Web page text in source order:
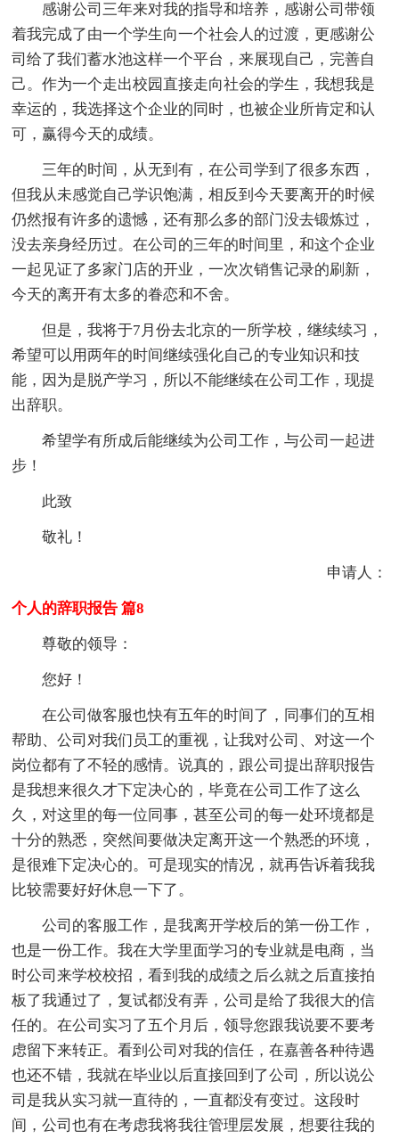
感谢公司三年来对我的指导和培养，感谢公司带领
着我完成了由一个学生向一个社会人的过渡，更感谢公
司给了我们蓄水池这样一个平台，来展现自己，完善自
己。作为一个走出校园直接走向社会的学生，我想我是
幸运的，我选择这个企业的同时，也被企业所肯定和认
可，赢得今天的成绩。
三年的时间，从无到有，在公司学到了很多东西，
但我从未感觉自己学识饱满，相反到今天要离开的时候
仍然报有许多的遗憾，还有那么多的部门没去锻炼过，
没去亲身经历过。在公司的三年的时间里，和这个企业
一起见证了多家门店的开业，一次次销售记录的刷新，
今天的离开有太多的眷恋和不舍。
但是，我将于7月份去北京的一所学校，继续续习，
希望可以用两年的时间继续强化自己的专业知识和技
能，因为是脱产学习，所以不能继续在公司工作，现提
出辞职。
希望学有所成后能继续为公司工作，与公司一起进
步！
此致
敬礼！
申请人：
个人的辞职报告 篇8
尊敬的领导：
您好！
在公司做客服也快有五年的时间了，同事们的互相
帮助、公司对我们员工的重视，让我对公司、对这一个
岗位都有了不轻的感情。说真的，跟公司提出辞职报告
是我想来很久才下定决心的，毕竟在公司工作了这么
久，对这里的每一位同事，甚至公司的每一处环境都是
十分的熟悉，突然间要做决定离开这一个熟悉的环境，
是很难下定决心的。可是现实的情况，就再告诉着我我
比较需要好好休息一下了。
公司的客服工作，是我离开学校后的第一份工作，
也是一份工作。我在大学里面学习的专业就是电商，当
时公司来学校校招，看到我的成绩之后么就之后直接拍
板了我通过了，复试都没有弄，公司是给了我很大的信
任的。在公司实习了五个月后，领导您跟我说要不要考
虑留下来转正。看到公司对我的信任，在嘉善各种待遇
也还不错，我就在毕业以后直接回到了公司，所以说公
司是我从实习就一直待的，一直都没有变过。这段时
间，公司也有在考虑我将我往管理层发展，想要往我的